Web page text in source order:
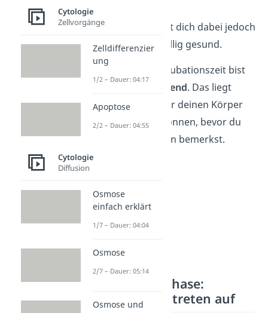
Du selbst fühlst dich dabei jedoch
häufig noch völlig gesund.
Wichtig:
In der Inkubationszeit bist
du bereits
ansteckend. Das liegt
daran, dass Erreger deinen Körper
schon verlassen können, bevor du
selbst Beschwerden bemerkst.
Erkrankungsphase:
Beschwerden treten auf
Cytologie
Zellvorgänge
Zelldifferenzier
ung
1/2 – Dauer: 04:17
Apoptose
2/2 – Dauer: 04:55
Cytologie
Diffusion
Osmose
einfach erklärt
1/7 – Dauer: 04:04
Osmose
2/7 – Dauer: 05:14
Osmose und